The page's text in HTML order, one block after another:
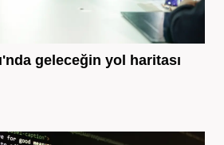
geleceğin yol haritası